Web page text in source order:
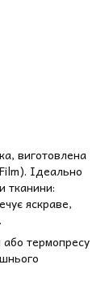
виготовлена
Ідеально
тканини:
яскраве,
термопресу